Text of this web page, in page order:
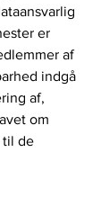
er
af
indgå
af,
om
til de